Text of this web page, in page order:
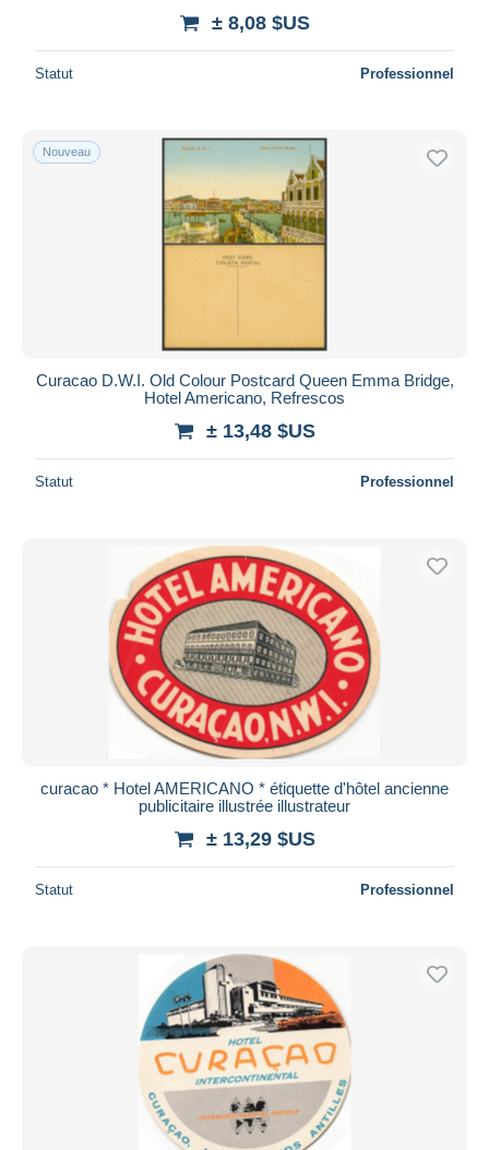
± 8,08 $US
Statut Professionnel
Nouveau
Curacao D.W.I. Old Colour Postcard Queen Emma Bridge,
Hotel Americano, Refrescos
± 13,48 $US
Statut Professionnel
curacao * Hotel AMERICANO * étiquette d'hôtel ancienne
publicitaire illustrée illustrateur
± 13,29 $US
Statut Professionnel